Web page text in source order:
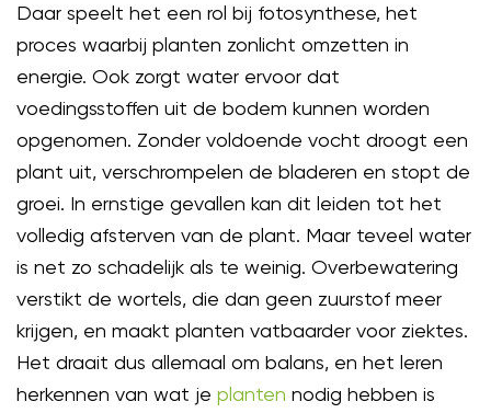
Daar speelt het een rol bij fotosynthese, het
proces waarbij planten zonlicht omzetten in
energie. Ook zorgt water ervoor dat
voedingsstoffen uit de bodem kunnen worden
opgenomen. Zonder voldoende vocht droogt een
plant uit, verschrompelen de bladeren en stopt de
groei. In ernstige gevallen kan dit leiden tot het
volledig afsterven van de plant. Maar teveel water
is net zo schadelijk als te weinig. Overbewatering
verstikt de wortels, die dan geen zuurstof meer
krijgen, en maakt planten vatbaarder voor ziektes.
Het draait dus allemaal om balans, en het leren
herkennen van wat je planten nodig hebben is